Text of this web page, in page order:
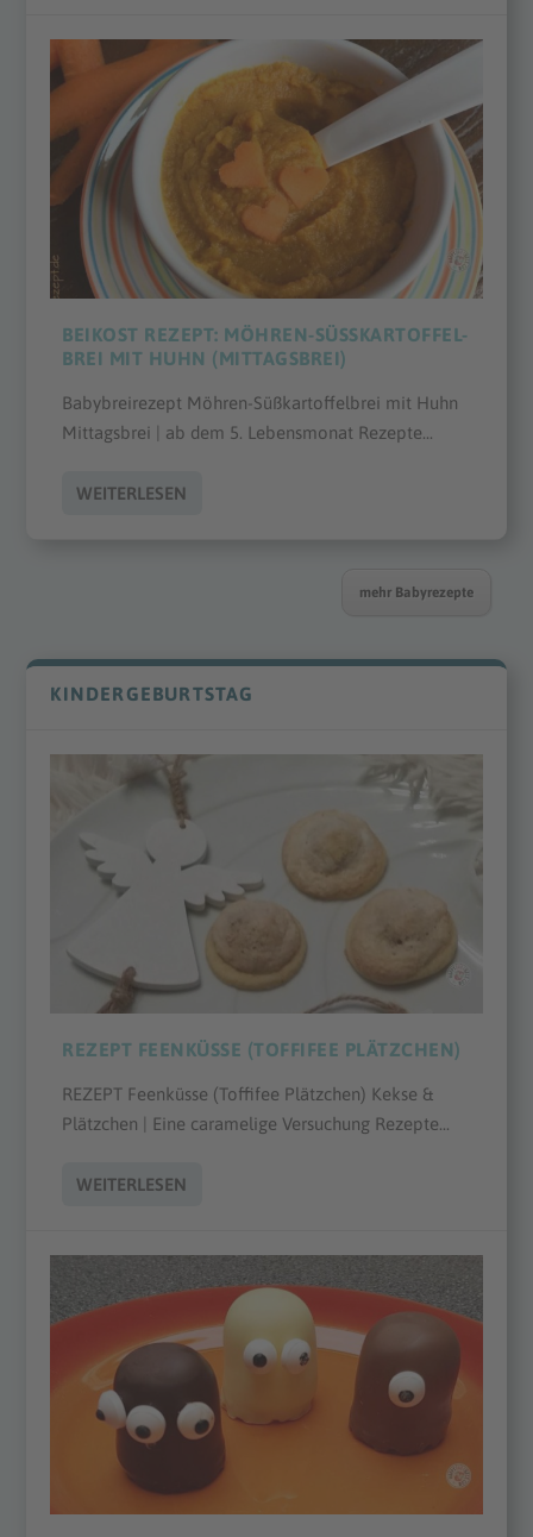
BEIKOST REZEPT: MÖHREN-SÜSSKARTOFFEL-B
REI MIT HUHN (MITTAGSBREI)
Babybreirezept Möhren-Süßkartoffelbrei mit Huhn
Mittagsbrei | ab dem 5. Lebensmonat Rezepte...
WEITERLESEN
mehr Babyrezepte
KINDERGEBURTSTAG
REZEPT FEENKÜSSE (TOFFIFEE PLÄTZCHEN)
REZEPT Feenküsse (Toffifee Plätzchen) Kekse &
Plätzchen | Eine caramelige Versuchung Rezepte...
WEITERLESEN